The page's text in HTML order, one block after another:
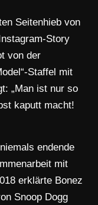
Seitenhieb von
Story
von der
Staffel mit
„Man ist nur so
kaputt macht!
endende
mit
erklärte Bonez
Snoop Dogg